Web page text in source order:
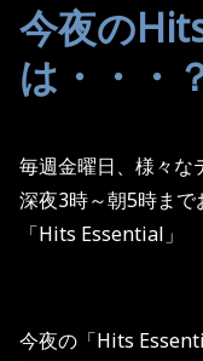
今夜の
は・・・
毎週金曜日、様々な
深夜3時～朝5時まで
「Hits Essential」
今夜の「Hits